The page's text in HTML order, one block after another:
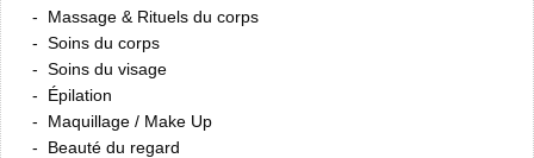
Massage & Rituels du corps
Soins du corps
Soins du visage
Épilation
Maquillage / Make Up
Beauté du regard